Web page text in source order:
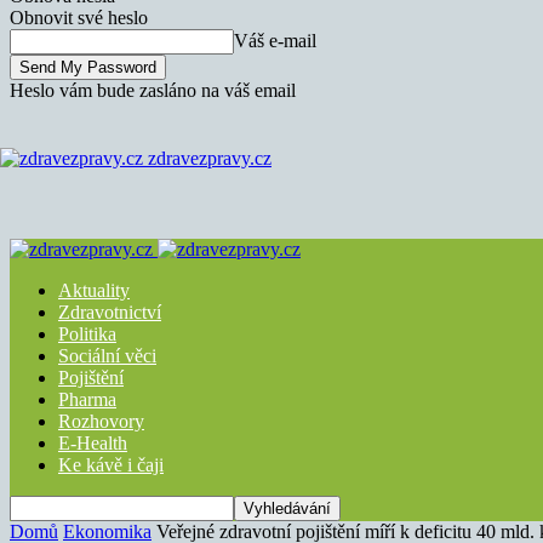
Obnovit své heslo
Váš e-mail
Heslo vám bude zasláno na váš email
zdravezpravy.cz
Aktuality
Zdravotnictví
Politika
Sociální věci
Pojištění
Pharma
Rozhovory
E-Health
Ke kávě i čaji
Domů Ekonomika Veřejné zdravotní pojištění míří k deficitu 40 mld.